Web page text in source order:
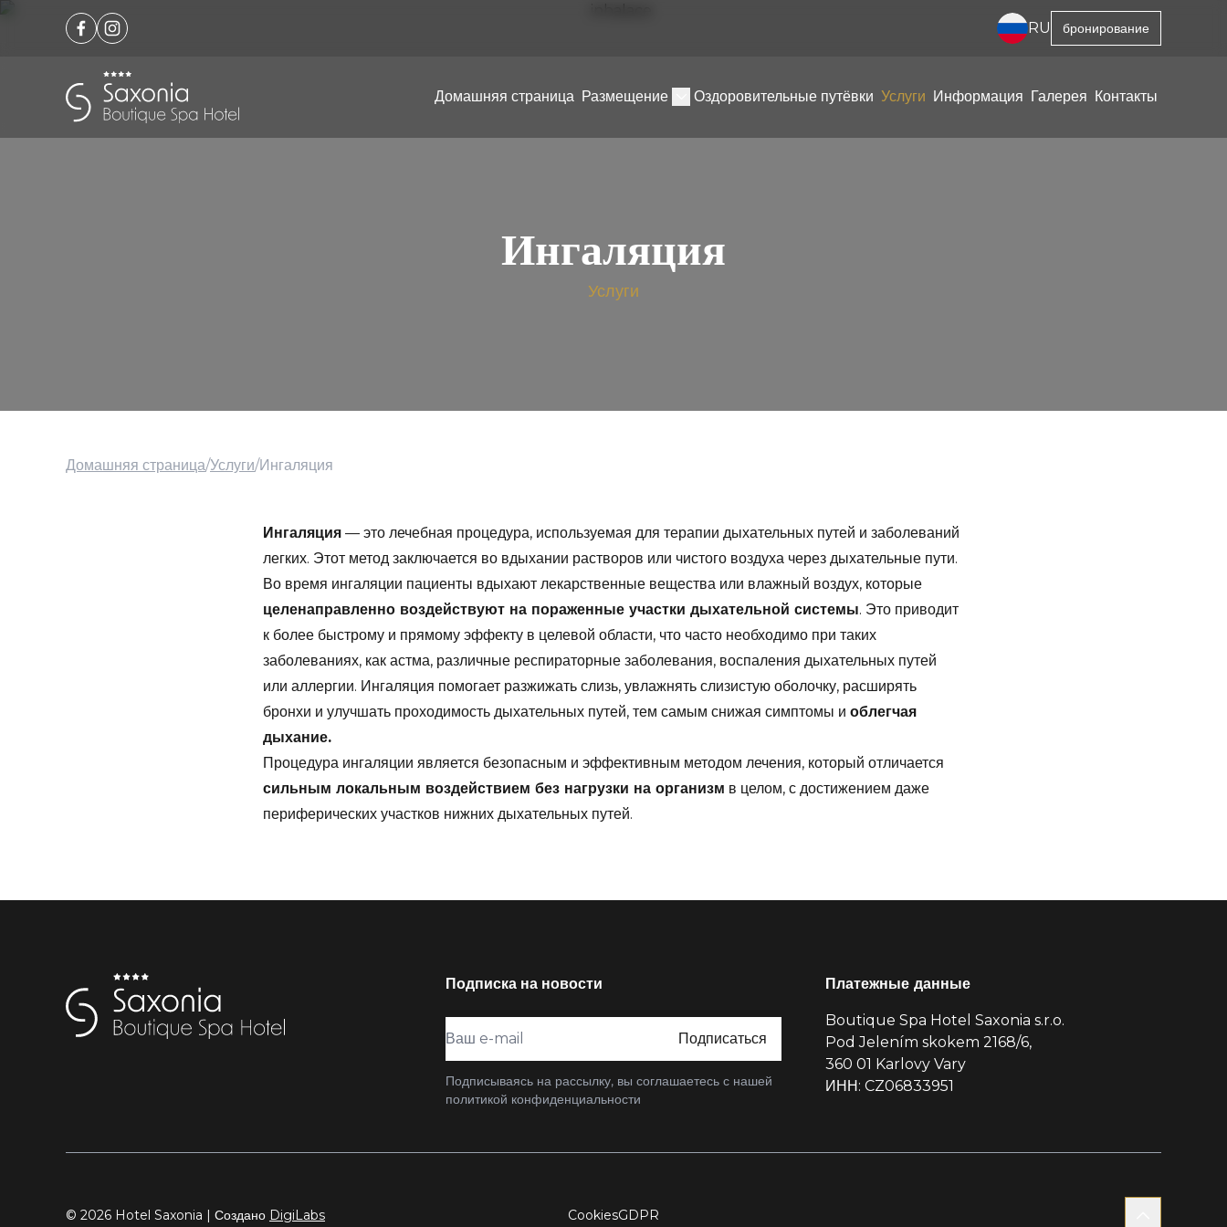
RU бронирование
Домашняя страница Размещение Оздоровительные путёвки Услуги Информация Галерея Контакты
Ингаляция
Услуги
Домашняя страница/Услуги/Ингаляция
Ингаляция — это лечебная процедура, используемая для терапии дыхательных путей и заболеваний
легких. Этот метод заключается во вдыхании растворов или чистого воздуха через дыхательные пути.
Во время ингаляции пациенты вдыхают лекарственные вещества или влажный воздух, которые
целенаправленно воздействуют на пораженные участки дыхательной системы. Это приводит
к более быстрому и прямому эффекту в целевой области, что часто необходимо при таких
заболеваниях, как астма, различные респираторные заболевания, воспаления дыхательных путей
или аллергии. Ингаляция помогает разжижать слизь, увлажнять слизистую оболочку, расширять
бронхи и улучшать проходимость дыхательных путей, тем самым снижая симптомы и облегчая
дыхание.
Процедура ингаляции является безопасным и эффективным методом лечения, который отличается
сильным локальным воздействием без нагрузки на организм в целом, с достижением даже
периферических участков нижних дыхательных путей.
Подписка на новости
Подписаться
Подписываясь на рассылку, вы соглашаетесь с нашей
политикой конфиденциальности
Платежные данные
Boutique Spa Hotel Saxonia s.r.o.
Pod Jelením skokem 2168/6,
360 01 Karlovy Vary
ИНН: CZ06833951
© 2026 Hotel Saxonia | Создано DigiLabs CookiesGDPR